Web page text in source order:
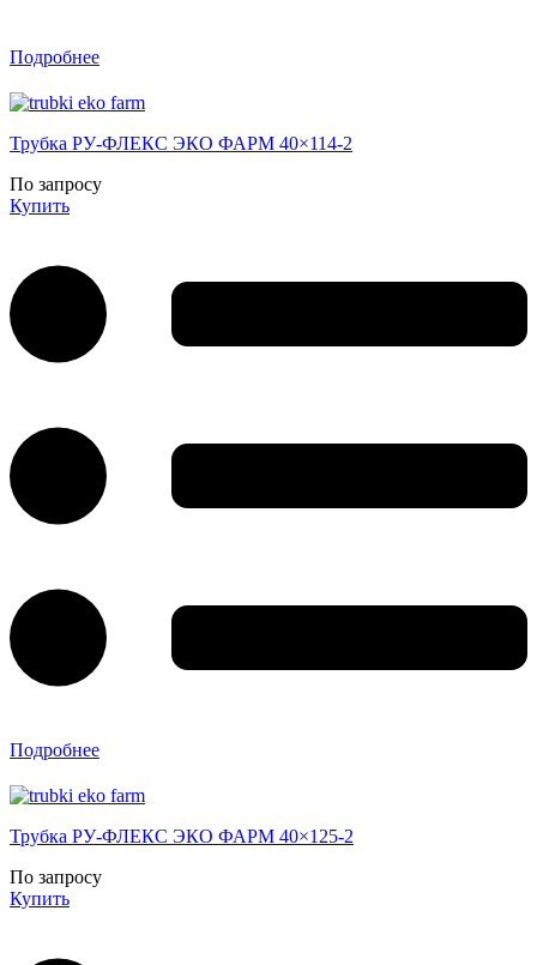
Подробнее
Трубка РУ-ФЛЕКС ЭКО ФАРМ 40×114-2
По запросу
Купить
Подробнее
Трубка РУ-ФЛЕКС ЭКО ФАРМ 40×125-2
По запросу
Купить